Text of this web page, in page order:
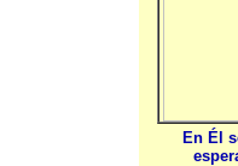
En Él